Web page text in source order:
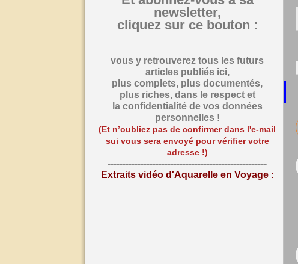
newsletter,
cliquez sur ce bouton :
vous y retrouverez tous les futurs
articles publiés ici,
plus complets, plus documentés,
plus riches, dans le respect et
la confidentialité de vos données
personnelles !
(Et n’oubliez pas de confirmer dans l'e-mail
sui vous sera envoyé pour vérifier votre
adresse !)
-----------------------------------------------------
Extraits vidéo d'Aquarelle en Voyage :